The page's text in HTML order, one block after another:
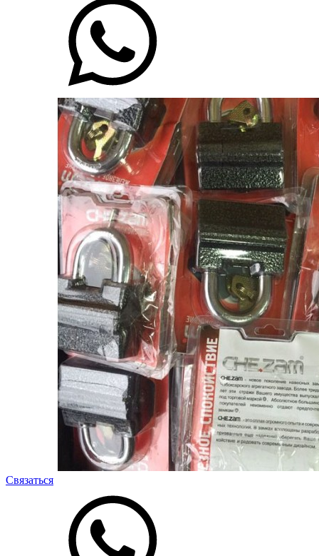
Связаться